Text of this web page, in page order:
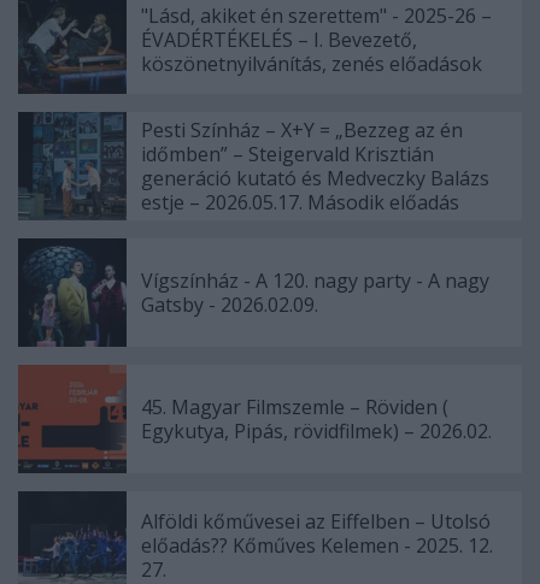
"Lásd, akiket én szerettem" - 2025-26 –
ÉVADÉRTÉKELÉS – I. Bevezető,
köszönetnyilvánítás, zenés előadások
Pesti Színház – X+Y = „Bezzeg az én
időmben” – Steigervald Krisztián
generáció kutató és Medveczky Balázs
estje – 2026.05.17. Második előadás
Vígszínház - A 120. nagy party - A nagy
Gatsby - 2026.02.09.
45. Magyar Filmszemle – Röviden (
Egykutya, Pipás, rövidfilmek) – 2026.02.
Alföldi kőművesei az Eiffelben – Utolsó
előadás?? Kőműves Kelemen - 2025. 12.
27.